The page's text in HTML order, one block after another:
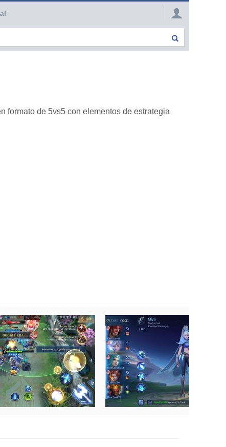
formato de 5vs5 con elementos de estrategia